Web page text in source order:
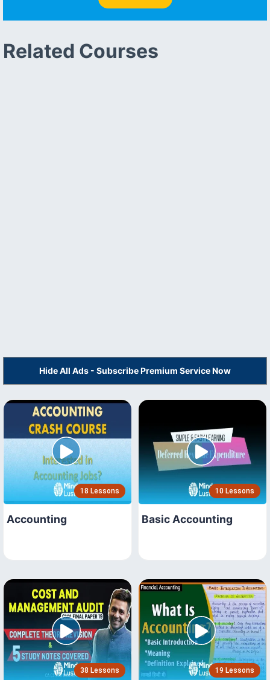
Related Courses
Hide All Ads - Subscribe Premium Service Now
18 Lessons
Accounting
10 Lessons
Basic Accounting
38 Lessons 19 Lessons